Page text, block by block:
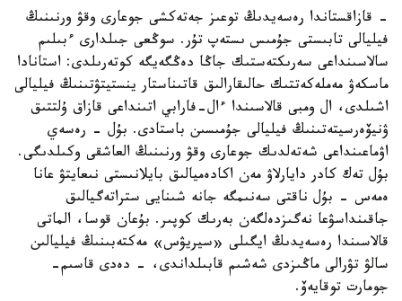
- قازاقستاندا رەسەيدىڭ توعىز جەتەكشى جوعارى وقۋ ورنىنىڭ
فيليالى تابىستى جۇمىس ىستەپ تۇر. سوڭعى جىلدارى ءبىلىم
سالاسىنداعى سەرىكتەستىك جاڭا دەڭگەيگە كوتەرىلدى: استانادا
ماسكەۋ مەملەكەتتىك حالىقارالىق قاتىناستار ينستيتۋتىنىڭ فيليالى
اشىلدى، ال ومبى قالاسىندا ءال-فارابي اتىنداعى قازاق ۇلتتىق
ۋنيۆەرسيتەتىنىڭ فيليالى جۇمىسىن باستادى. بۇل - رەسەي
اۋماعىنداعى شەتەلدىك جوعارى وقۋ ورنىنىڭ العاشقى وكىلدىگى.
بۇل تەك كادر دايارلاۋ مەن اكادەميالىق بايلانىستى نىعايتۋ عانا
ەمەس - بۇل ناقتى سەنىمگە جانە شىنايى ستراتەگيالىق
جاقىنداسۋعا نەگىزدەلگەن بەرىك كوپىر. بۇعان قوسا، الماتى
قالاسىندا رەسەيدىڭ ايگىلى «سيريۋس» مەكتەبىنىڭ فيليالىن
سالۋ تۋرالى ماڭىزدى شەشىم قابىلداندى، - دەدى قاسىم-
جومارت توقايەۆ.